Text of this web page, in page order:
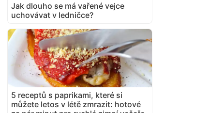
Jak dlouho se má vařené vejce
uchovávat v ledničce?
5 receptů s paprikami, které si
můžete letos v létě zmrazit: hotové